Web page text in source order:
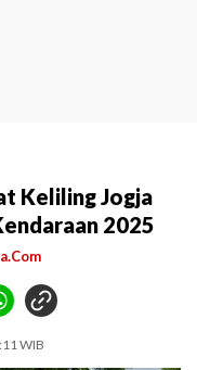
Keliling Jogja
2025
WIB